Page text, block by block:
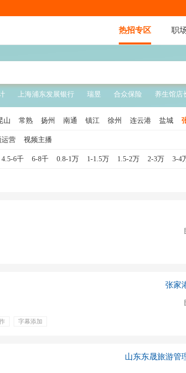
热招专区 职
上海浦东发展银行 瑞昱 合众保险 养生馆店
山 常熟 扬州 南通 镇江 徐州 连云港 盐城
运营 视频主播
4.5-6千 6-8千 0.8-1万 1-1.5万 1.5-2万 2-3万 3-4
字幕添加
张家
山东东晟旅游管